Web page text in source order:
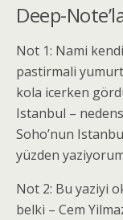
Deep-
Not 1: Nami
pastirmali
kola icerken
Istanbul –
Soho’nun
yüzden
Not 2: Bu yaziyi
belki – Cem